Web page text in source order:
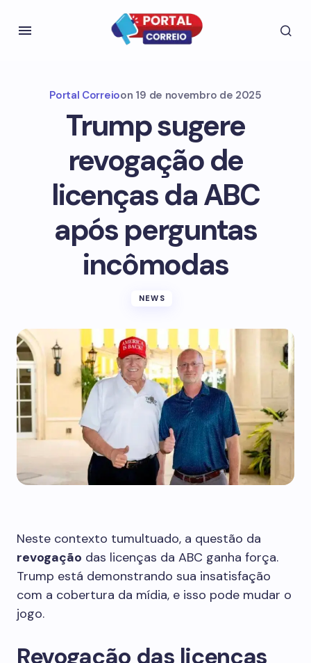
Portal Correioon 19 de novembro de 2025
Trump sugere
revogação de
licenças da ABC
após perguntas
incômodas
NEWS
Neste contexto tumultuado, a questão da
revogação das licenças da ABC ganha força.
Trump está demonstrando sua insatisfação
com a cobertura da mídia, e isso pode mudar o
jogo.
Revogação das licenças